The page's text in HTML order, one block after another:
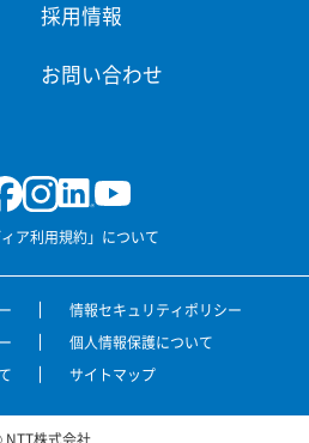
採用情報
お問い合わせ
ア利用規約」について
情報セキュリティポリシー
個人情報保護について
サイトマップ
NTT株式会社